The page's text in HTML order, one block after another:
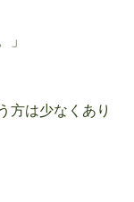
」
方は少なくあり